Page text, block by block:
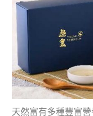
天然富有多種豐富